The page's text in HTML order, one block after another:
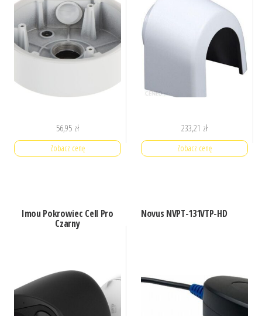
56,95 zł
Zobacz cenę
233,21 zł
Zobacz cenę
Imou Pokrowiec Cell Pro
Czarny
Novus NVPT-131VTP-HD